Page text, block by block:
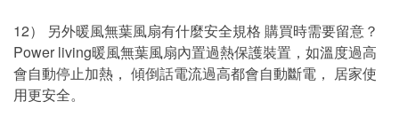
12） 另外暖風無葉風扇有什麼安全規格 購買時需要留意？
Power living暖風無葉風扇內置過熱保護裝置，如溫度過高
會自動停止加熱， 傾倒話電流過高都會自動斷電， 居家使
用更安全。